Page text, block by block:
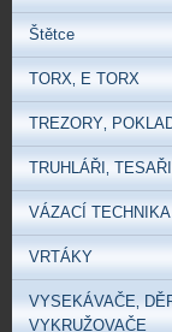
Štětce
TORX‚ E TORX
TREZORY‚
TRUHLÁŘI‚ TESAŘI
VÁZACÍ
VRTÁKY
VYSEKÁVAČE‚
VYKRUŽOVAČE